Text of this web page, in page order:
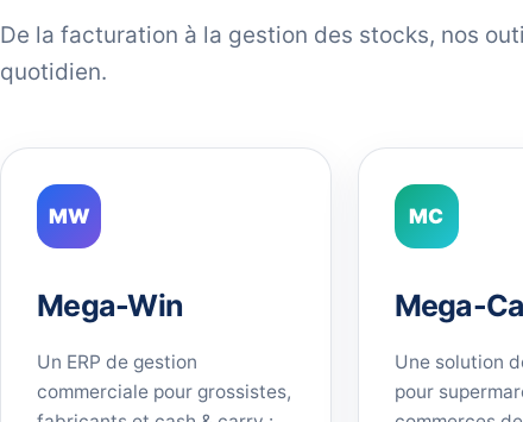
De la facturation à la gestion des stocks, nos
quotidien.
MW
Mega-Win
Un ERP de gestion
commerciale pour grossistes,
MC
Mega-
Une solution
pour